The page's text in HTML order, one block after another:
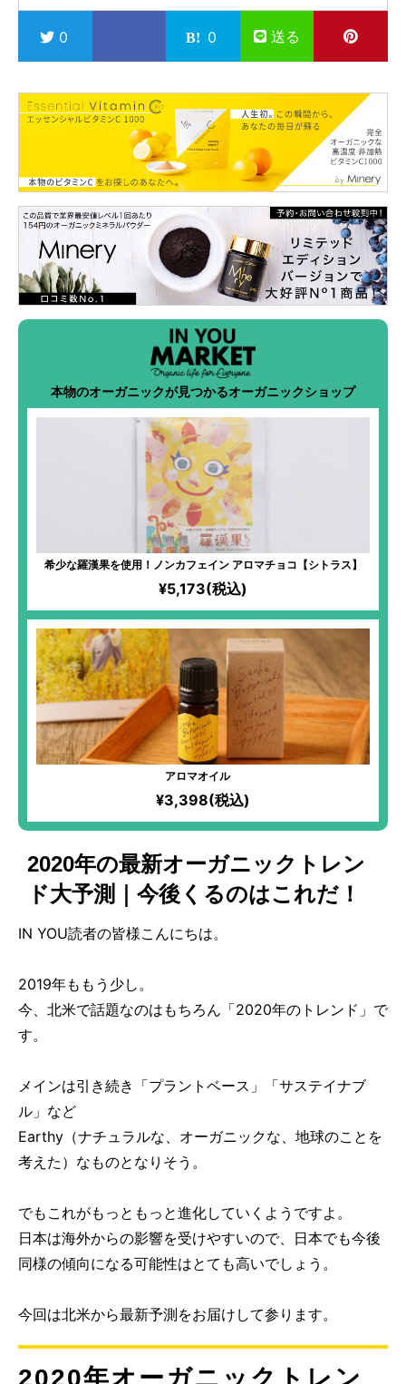
0 0 送る
本物のオーガニックが見つかるオーガニックショップ
希少な羅漢果を使用！ノンカフェイン アロマチョコ【シトラス】
¥5,173(税込)
アロマオイル
¥3,398(税込)
2020年の最新オーガニックトレン
ド大予測｜今後くるのはこれだ！
IN YOU読者の皆様こんにちは。
2019年ももう少し。
今、北米で話題なのはもちろん「2020年のトレンド」で
す。
メインは引き続き「プラントベース」「サステイナブ
ル」など
Earthy（ナチュラルな、オーガニックな、地球のことを
考えた）なものとなりそう。
でもこれがもっともっと進化していくようですよ。
日本は海外からの影響を受けやすいので、日本でも今後
同様の傾向になる可能性はとても高いでしょう。
今回は北米から最新予測をお届けして参ります。
2020年オーガニックトレン